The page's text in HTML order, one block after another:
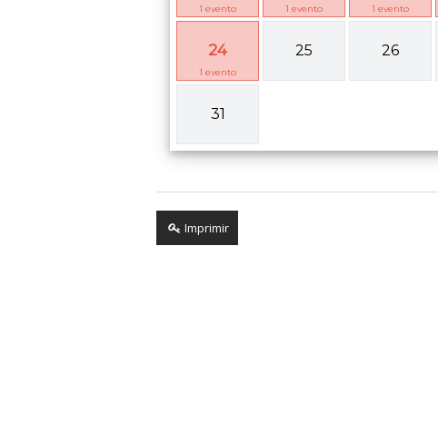
1 evento 1 evento 1 evento
24
1 evento
25 26
31
Imprimir